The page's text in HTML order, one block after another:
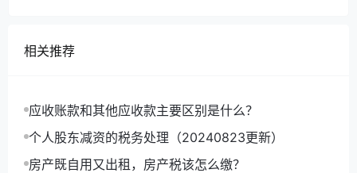
相关推荐
应收账款和其他应收款主要区别是什么？
个人股东减资的税务处理（20240823更新）
房产既自用又出租，房产税该怎么缴？